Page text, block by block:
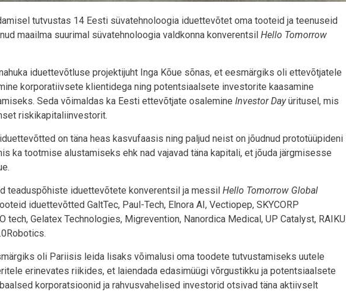
tutvustas 14 Eesti süvatehnoloogia iduettevõtet oma tooteid ja teenuseid
maailma suurimal süvatehnoloogia valdkonna konverentsil Hello Tomorrow
iduettevõtluse projektijuht Inga Kõue sõnas, et eesmärgiks oli ettevõtjatele
korporatiivsete klientidega ning potentsiaalsete investorite kaasamine
Seda võimaldas ka Eesti ettevõtjate osalemine Investor Dayüritusel, mis
riskikapitaliinvestorit.
on täna heas kasvufaasis ning paljud neist on jõudnud prototüüpideni
ka tootmise alustamiseks ehk nad vajavad täna kapitali, et jõuda järgmisesse
teaduspõhiste iduettevõtete konverentsil ja messil Hello Tomorrow Global
iduettevõtted GaltTec, Paul-Tech, Elnora AI, Vectiopep, SKYCORP
tech, Gelatex Technologies, Migrevention, Nanordica Medical, UP Catalyst, RAIKU
oli Pariisis leida lisaks võimalusi oma toodete tutvustamiseks uutele
erinevates riikides, et laiendada edasimüügi võrgustikku ja potentsiaalsete
korporatsioonid ja rahvusvahelised investorid otsivad täna aktiivselt